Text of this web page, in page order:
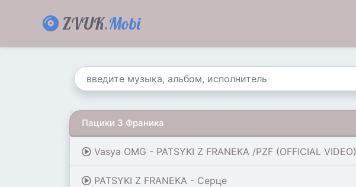
ZVUK.Mobi
Пацики З Франика
Vasya OMG - PATSYKI Z FRANEKA /PZF (OFFICIAL VIDEO)
PATSYKI Z FRANEKA - Серце